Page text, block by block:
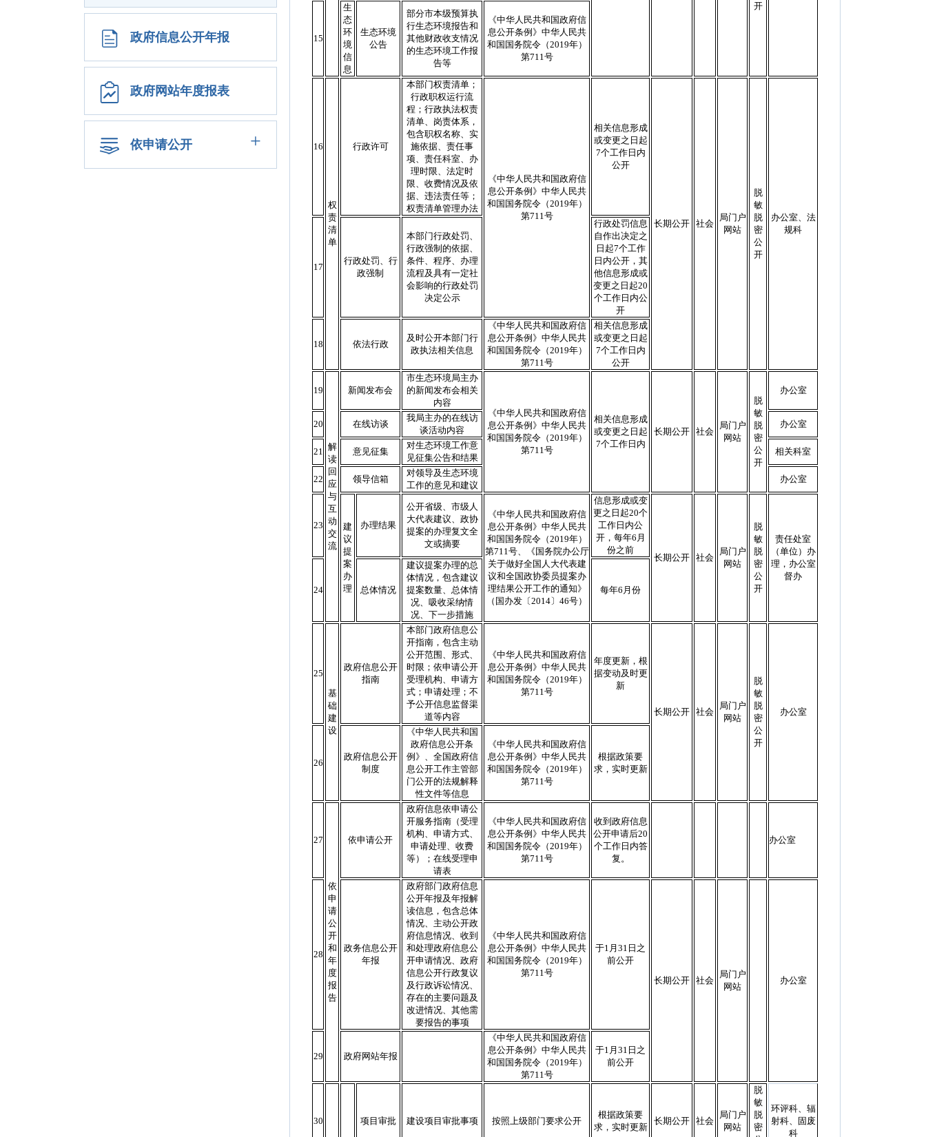
政府信息公开年报
政府网站年度报表
依申请公开 +
开
15
生
态
环
境
信
息
生态环境
公告
部分市本级预算执
行生态环境报告和
其他财政收支情况
的生态环境工作报
告等
《中华人民共和国政府信
息公开条例》中华人民共
和国国务院令（2019年）
第711号
16
权
责
清
单
行政许可
本部门权责清单；
行政职权运行流
程；行政执法权责
清单、岗责体系，
包含职权名称、实
施依据、责任事
项、责任科室、办
理时限、法定时
限、收费情况及依
据、违法责任等；
权责清单管理办法
《中华人民共和国政府信
息公开条例》中华人民共
和国国务院令（2019年）
第711号
相关信息形成
或变更之日起
7个工作日内
公开
长期公开 社会
局门户
网站
脱
敏
脱
密
公
开
办公室、法
规科
17
行政处罚、行
政强制
本部门行政处罚、
行政强制的依据、
条件、程序、办理
流程及具有一定社
会影响的行政处罚
决定公示
行政处罚信息
自作出决定之
日起7个工作
日内公开，其
他信息形成或
变更之日起20
个工作日内公
开
18 依法行政
及时公开本部门行
政执法相关信息
《中华人民共和国政府信
息公开条例》中华人民共
和国国务院令（2019年）
第711号
相关信息形成
或变更之日起
7个工作日内
公开
19
解
读
回
应
与
互
动
交
流
新闻发布会
市生态环境局主办
的新闻发布会相关
内容
《中华人民共和国政府信
息公开条例》中华人民共
和国国务院令（2019年）
第711号
相关信息形成
或变更之日起
7个工作日内
长期公开 社会
局门户
网站
脱
敏
脱
密
公
开
办公室
20 在线访谈
我局主办的在线访
谈活动内容
办公室
21 意见征集
对生态环境工作意
见征集公告和结果
相关科室
22 领导信箱
对领导及生态环境
工作的意见和建议
办公室
23
建
议
提
案
办
理
办理结果
公开省级、市级人
大代表建议、政协
提案的办理复文全
文或摘要
《中华人民共和国政府信
息公开条例》中华人民共
和国国务院令（2019年）
第711号、《国务院办公厅
关于做好全国人大代表建
议和全国政协委员提案办
理结果公开工作的通知》
（国办发〔2014〕46号）
信息形成或变
更之日起20个
工作日内公
开，每年6月
份之前
长期公开 社会
局门户
网站
脱
敏
脱
密
公
开
责任处室
（单位）办
理，办公室
督办
24
总体情况
建议提案办理的总
体情况，包含建议
提案数量、总体情
况、吸收采纳情
况、下一步措施
每年6月份
25
基
础
建
设
政府信息公开
指南
本部门政府信息公
开指南，包含主动
公开范围、形式、
时限；依申请公开
受理机构、申请方
式；申请处理；不
予公开信息监督渠
道等内容
《中华人民共和国政府信
息公开条例》中华人民共
和国国务院令（2019年）
第711号
年度更新，根
据变动及时更
新
长期公开 社会
局门户
网站
脱
敏
脱
密
公
开
办公室
26
政府信息公开
制度
《中华人民共和国
政府信息公开条
例》、全国政府信
息公开工作主管部
门公开的法规解释
性文件等信息
《中华人民共和国政府信
息公开条例》中华人民共
和国国务院令（2019年）
第711号
根据政策要
求，实时更新
27
依
申
请
公
开
和
年
度
报
告
依申请公开
政府信息依申请公
开服务指南（受理
机构、申请方式、
申请处理、收费
等）；在线受理申
请表
《中华人民共和国政府信
息公开条例》中华人民共
和国国务院令（2019年）
第711号
收到政府信息
公开申请后20
个工作日内答
复。
办公室
28
政务信息公开
年报
政府部门政府信息
公开年报及年报解
读信息，包含总体
情况、主动公开政
府信息情况、收到
和处理政府信息公
开申请情况、政府
信息公开行政复议
及行政诉讼情况、
存在的主要问题及
改进情况、其他需
要报告的事项
《中华人民共和国政府信
息公开条例》中华人民共
和国国务院令（2019年）
第711号
于1月31日之
前公开
长期公开 社会
局门户
网站
办公室
29 政府网站年报
《中华人民共和国政府信
息公开条例》中华人民共
和国国务院令（2019年）
第711号
于1月31日之
前公开
30 项目审批 建设项目审批事项 按照上级部门要求公开
根据政策要
求，实时更新
长期公开 社会
局门户
网站
脱
敏
脱
密
环评科、辐
射科、固废
科